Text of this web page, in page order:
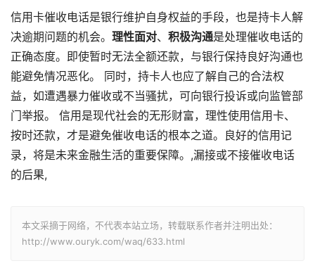
信用卡催收电话是银行维护自身权益的手段，也是持卡人解
决逾期问题的机会。​ ​理性面对​​、​ ​积极沟通​​是处理催收电话的
正确态度。即使暂时无法全额还款，与银行保持良好沟通也
能避免情况恶化。 同时，持卡人也应了解自己的合法权
益，如遭遇暴力催收或不当骚扰，可向银行投诉或向监管部
门举报。 信用是现代社会的无形财富，理性使用信用卡、
按时还款，才是避免催收电话的根本之道。良好的信用记
录，将是未来金融生活的重要保障。,漏接或不接催收电话
的后果,
本文采摘于网络，不代表本站立场，转载联系作者并注明出处：
http://www.ouryk.com/waq/633.html